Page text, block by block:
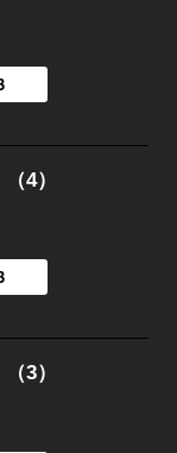
4）
3）